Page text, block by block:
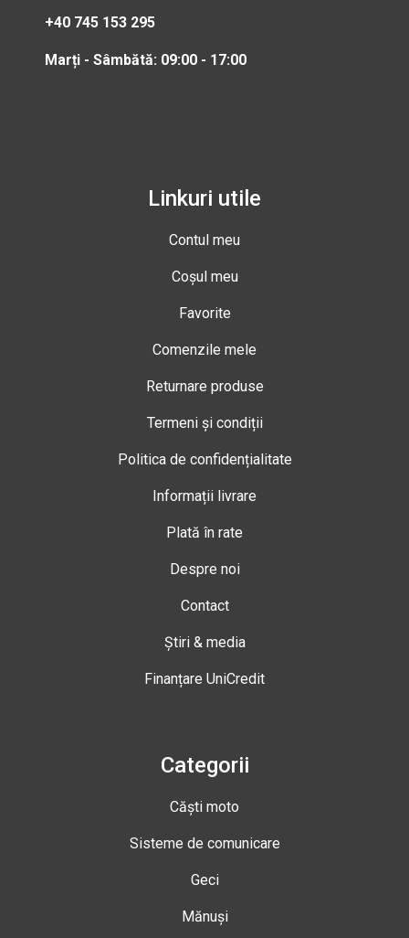
+40 745 153 295
Marți - Sâmbătă: 09:00 - 17:00
Linkuri utile
Contul meu
Coșul meu
Favorite
Comenzile mele
Returnare produse
Termeni și condiții
Politica de confidențialitate
Informații livrare
Plată în rate
Despre noi
Contact
Știri & media
Finanțare UniCredit
Categorii
Căști moto
Sisteme de comunicare
Geci
Mănuși